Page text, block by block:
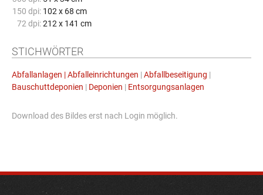
150 dpi: 102 x 68 cm
72 dpi: 212 x 141 cm
STICHWÖRTER
Abfallanlagen | Abfalleinrichtungen | Abfallbeseitigung |
Bauschuttdeponien | Deponien | Entsorgungsanlagen
Download des Bildes erst nach Login möglich.